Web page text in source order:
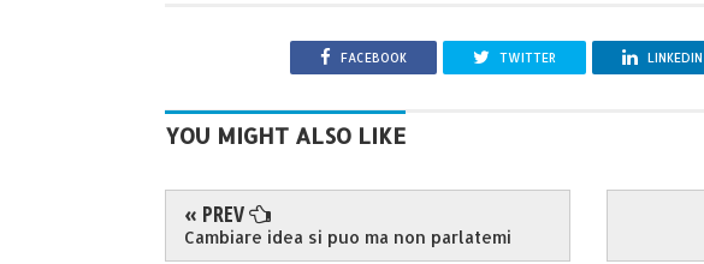
FACEBOOK TWITTER LINKEDIN
YOU MIGHT ALSO LIKE
« PREV
Cambiare idea si puo ma non parlatemi